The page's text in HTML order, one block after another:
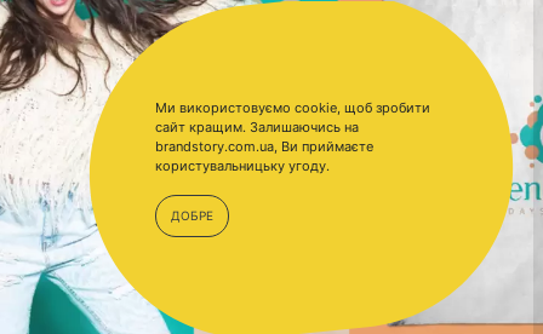
Ми використовуємо cookie, щоб зробити
сайт кращим. Залишаючись на
brandstory.com.ua, Ви приймаєте
користувальницьку угоду.
ДОБРЕ